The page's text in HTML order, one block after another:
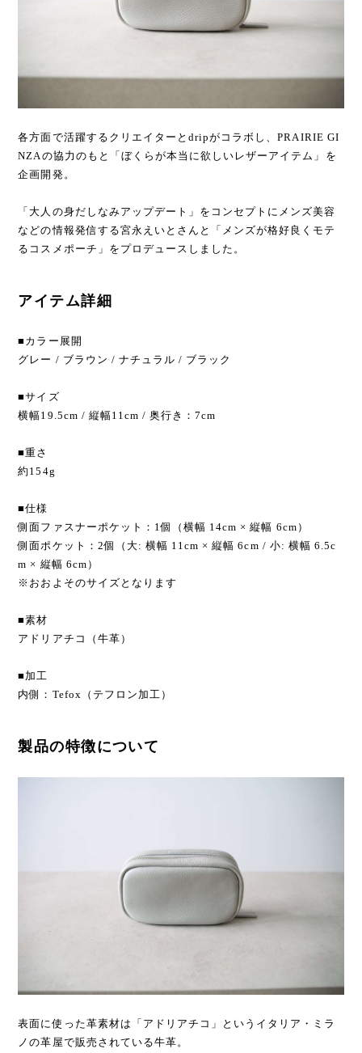
各方面で活躍するクリエイターとdripがコラボし、PRAIRIE GI
NZAの協力のもと「ぼくらが本当に欲しいレザーアイテム」を
企画開発。
「大人の身だしなみアップデート」をコンセプトにメンズ美容
などの情報発信する宮永えいとさんと「メンズが格好良くモテ
るコスメポーチ」をプロデュースしました。
アイテム詳細
■カラー展開
グレー / ブラウン / ナチュラル / ブラック
■サイズ
横幅19.5cm / 縦幅11cm / 奥行き：7cm
■重さ
約154g
■仕様
側面ファスナーポケット：1個（横幅 14cm × 縦幅 6cm）
側面ポケット：2個（大: 横幅 11cm × 縦幅 6cm / 小: 横幅 6.5c
m × 縦幅 6cm）
※おおよそのサイズとなります
■素材
アドリアチコ（牛革）
■加工
内側：Tefox（テフロン加工）
製品の特徴について
表面に使った革素材は「アドリアチコ」というイタリア・ミラ
ノの革屋で販売されている牛革。